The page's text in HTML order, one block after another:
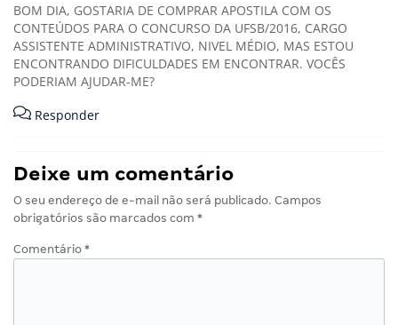
BOM DIA, GOSTARIA DE COMPRAR APOSTILA COM OS
CONTEÚDOS PARA O CONCURSO DA UFSB/2016, CARGO
ASSISTENTE ADMINISTRATIVO, NIVEL MÉDIO, MAS ESTOU
ENCONTRANDO DIFICULDADES EM ENCONTRAR. VOCÊS
PODERIAM AJUDAR-ME?
Responder
Deixe um comentário
O seu endereço de e-mail não será publicado. Campos
obrigatórios são marcados com *
Comentário *